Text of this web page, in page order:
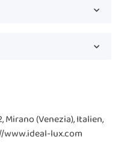
Mirano (Venezia), Italien,
lux.com